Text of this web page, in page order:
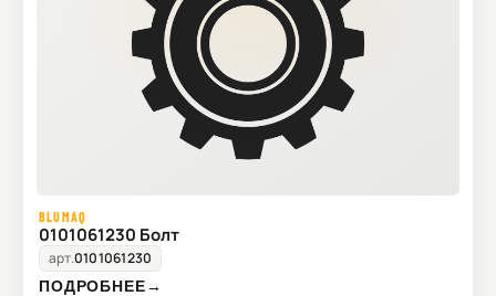
BLUMAQ
0101061230 Болт
арт.0101061230
ПОДРОБНЕЕ→